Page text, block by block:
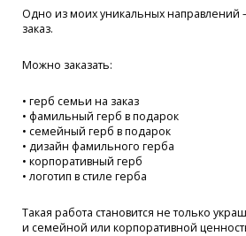
Одно из моих уникальных направлений
заказ.
Можно заказать:
• герб семьи на заказ
• фамильный герб в подарок
• семейный герб в подарок
• дизайн фамильного герба
• корпоративный герб
• логотип в стиле герба
Такая работа становится не только
и семейной или корпоративной